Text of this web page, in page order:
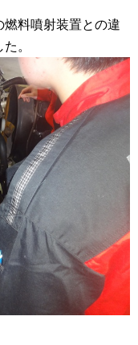
料噴射装置との違
。